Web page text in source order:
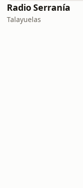
Radio Serranía
Talayuelas